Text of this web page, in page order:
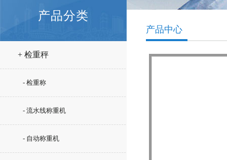
产品分类
+ 检重秤
- 检重称
- 流水线称重机
- 自动称重机
产品中心